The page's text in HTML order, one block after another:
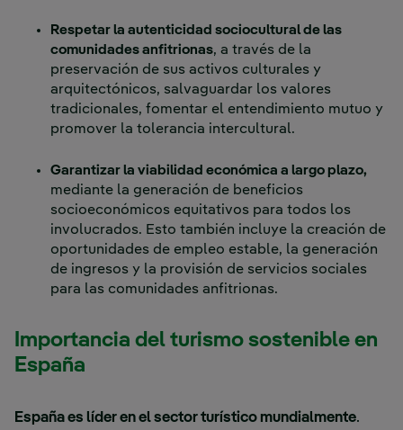
Respetar la autenticidad sociocultural de las
comunidades anfitrionas, a través de la
preservación de sus activos culturales y
arquitectónicos, salvaguardar los valores
tradicionales, fomentar el entendimiento mutuo y
promover la tolerancia intercultural.
Garantizar la viabilidad económica a largo plazo,
mediante la generación de beneficios
socioeconómicos equitativos para todos los
involucrados. Esto también incluye la creación de
oportunidades de empleo estable, la generación
de ingresos y la provisión de servicios sociales
para las comunidades anfitrionas.
Importancia del turismo sostenible en
España
España es líder en el sector turístico mundialmente.